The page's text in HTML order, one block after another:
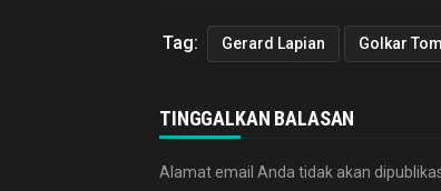
Tag: Gerard Lapian Golkar
TINGGALKAN BALASAN
Alamat email Anda tidak akan